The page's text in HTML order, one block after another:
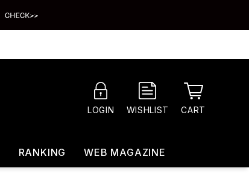
LOGIN WISHLIST CART
RANKING WEB MAGAZINE